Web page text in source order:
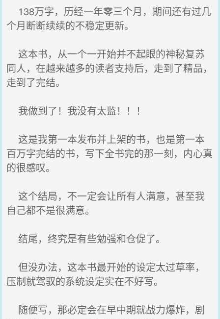
138万字，历经一年零三个月，期间还有过几
个月断断续续的不稳定更新。
这本书，从一个一开始并不起眼的神秘复苏
同人，在越来越多的读者支持后，走到了精品，
走到了完结。
我做到了！我没有太监！！！
这是我第一本发布并上架的书，也是第一本
百万字完结的书，写下全书完的那一刻，内心真
的很感叹。
这个结局，不一定会让所有人满意，甚至我
自己都不是很满意。
结尾，终究是有些勉强和仓促了。
但没办法，这本书最开始的设定太过草率，
压制就驾驭的系统设定实在不好写。
随便写，那必定会在早中期就战力爆炸，剧